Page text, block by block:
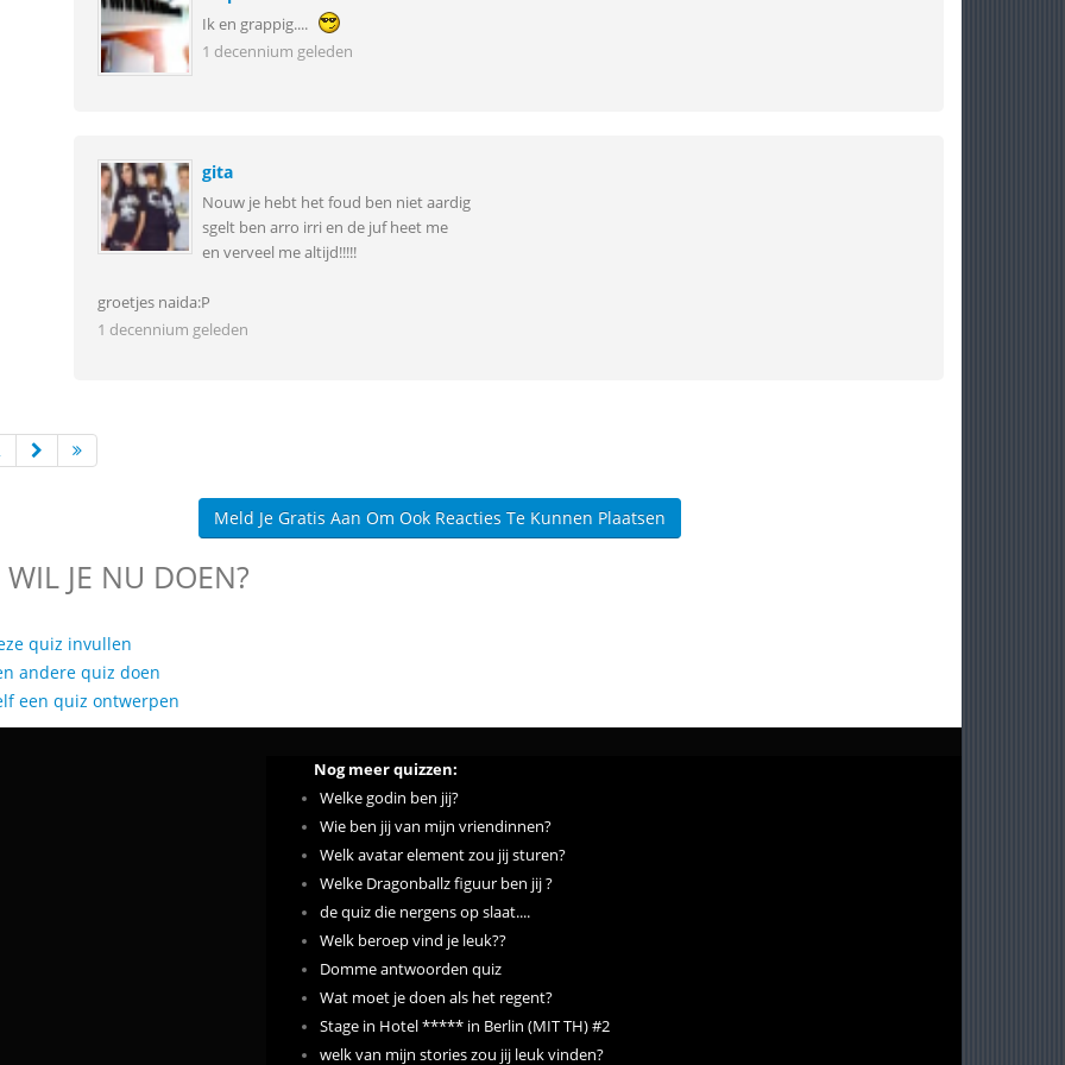
Ik en grappig....
1 decennium geleden
gita
Nouw je hebt het foud ben niet aardig
sgelt ben arro irri en de juf heet me
en verveel me altijd!!!!!
groetjes naida:P
1 decennium geleden
Meld Je Gratis Aan Om Ook Reacties Te Kunnen Plaatsen
JE NU DOEN?
quiz invullen
andere quiz doen
een quiz ontwerpen
Nog meer quizzen:
Welke godin ben jij?
Wie ben jij van mijn vriendinnen?
Welk avatar element zou jij sturen?
Welke Dragonballz figuur ben jij ?
de quiz die nergens op slaat....
Welk beroep vind je leuk??
Domme antwoorden quiz
Wat moet je doen als het regent?
Stage in Hotel ***** in Berlin (MIT TH) #2
welk van mijn stories zou jij leuk vinden?